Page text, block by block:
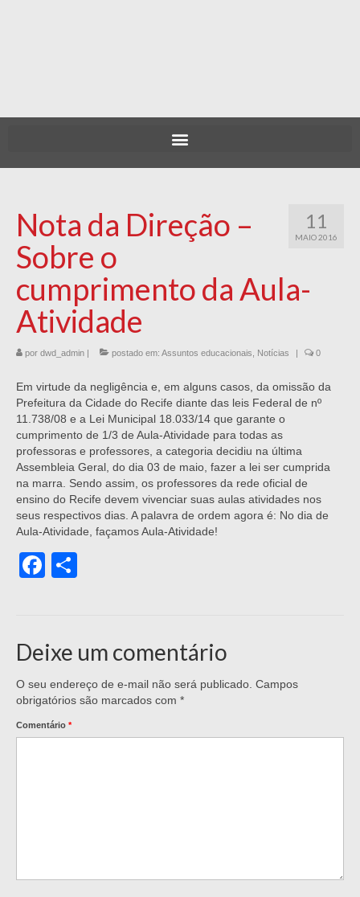
11
MAIO 2016
Nota da Direção –
Sobre o
cumprimento da Aula-
Atividade
por dwd_admin | postado em: Assuntos educacionais Notícias | 0
Em virtude da negligência e, em alguns casos, da omissão da
Prefeitura da Cidade do Recife diante das leis Federal de nº
11.738/08 e a Lei Municipal 18.033/14 que garante o
cumprimento de 1/3 de Aula-Atividade para todas as
professoras e professores, a categoria decidiu na última
Assembleia Geral, do dia 03 de maio, fazer a lei ser cumprida
na marra. Sendo assim, os professores da rede oficial de
ensino do Recife devem vivenciar suas aulas atividades nos
seus respectivos dias. A palavra de ordem agora é: No dia de
Aula-Atividade, façamos Aula-Atividade!
Facebook
Deixe um comentário
O seu endereço de e-mail não será publicado. Campos
obrigatórios são marcados com *
Comentário *